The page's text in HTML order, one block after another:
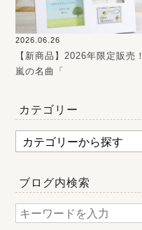
2026.06.26
【新商品】2026年限定販売！
嵐の名曲「
カテゴリー
ブログ内検索